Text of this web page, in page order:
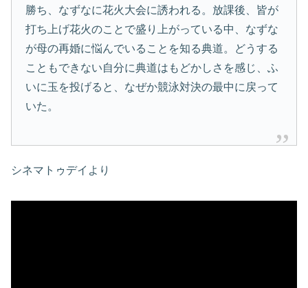
勝ち、なずなに花火大会に誘われる。放課後、皆が
打ち上げ花火のことで盛り上がっている中、なずな
が母の再婚に悩んでいることを知る典道。どうする
こともできない自分に典道はもどかしさを感じ、ふ
いに玉を投げると、なぜか競泳対決の最中に戻って
いた。
シネマトゥデイより